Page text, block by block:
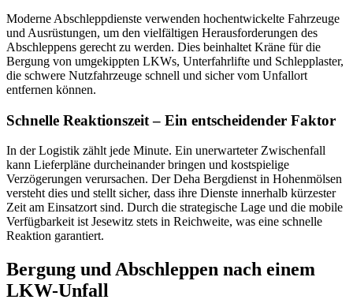
Moderne Abschleppdienste verwenden hochentwickelte Fahrzeuge
und Ausrüstungen, um den vielfältigen Herausforderungen des
Abschleppens gerecht zu werden. Dies beinhaltet Kräne für die
Bergung von umgekippten LKWs, Unterfahrlifte und Schlepplaster,
die schwere Nutzfahrzeuge schnell und sicher vom Unfallort
entfernen können.
Schnelle Reaktionszeit – Ein entscheidender Faktor
In der Logistik zählt jede Minute. Ein unerwarteter Zwischenfall
kann Lieferpläne durcheinander bringen und kostspielige
Verzögerungen verursachen. Der Deha Bergdienst in Hohenmölsen
versteht dies und stellt sicher, dass ihre Dienste innerhalb kürzester
Zeit am Einsatzort sind. Durch die strategische Lage und die mobile
Verfügbarkeit ist Jesewitz stets in Reichweite, was eine schnelle
Reaktion garantiert.
Bergung und Abschleppen nach einem
LKW-Unfall